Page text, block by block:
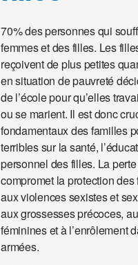
70% des personnes qui
femmes et des filles. Les
reçoivent de plus petites
en situation de pauvreté
de l’école pour qu’elles
ou se marient. Il est donc
fondamentaux des familles
terribles sur la santé,
personnel des filles. La
compromet la protection
aux violences sexistes et
aux grossesses précoces,
féminines et à l’enrôlement
armées.